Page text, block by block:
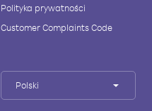
Polityka prywatności
Customer Complaints Code
Polski